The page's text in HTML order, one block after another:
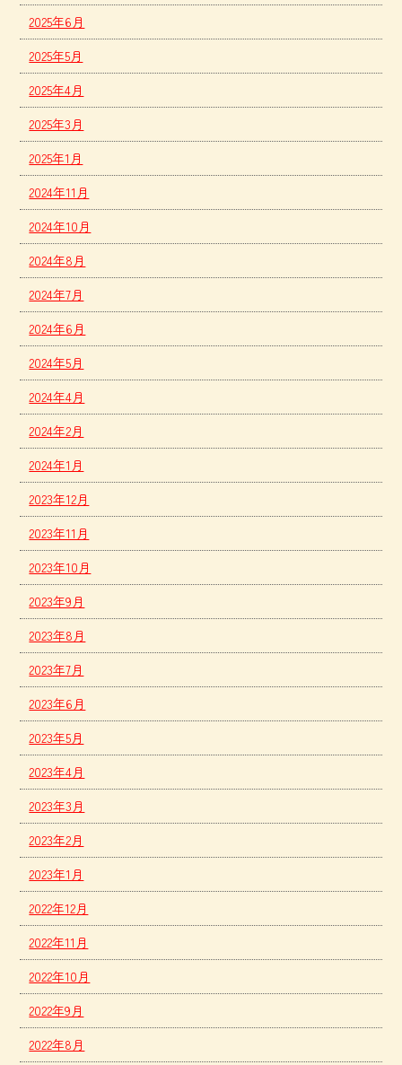
2025年6月
2025年5月
2025年4月
2025年3月
2025年1月
2024年11月
2024年10月
2024年8月
2024年7月
2024年6月
2024年5月
2024年4月
2024年2月
2024年1月
2023年12月
2023年11月
2023年10月
2023年9月
2023年8月
2023年7月
2023年6月
2023年5月
2023年4月
2023年3月
2023年2月
2023年1月
2022年12月
2022年11月
2022年10月
2022年9月
2022年8月